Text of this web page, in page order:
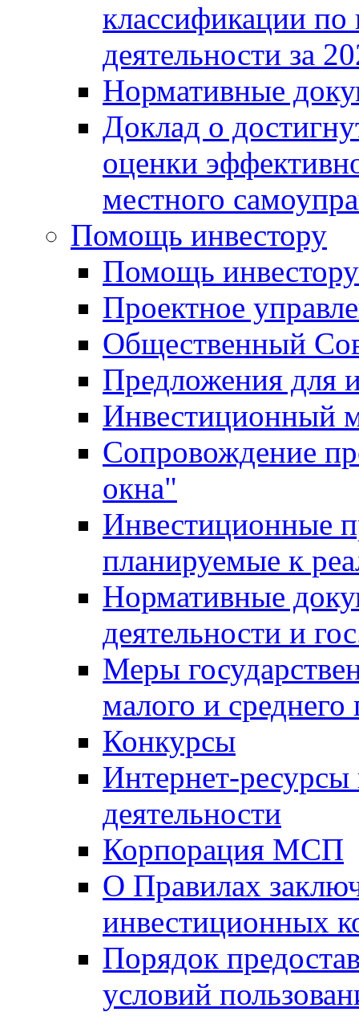
классификации
деятельности за
Нормативные
Доклад о
оценки
местного
Помощь инвестору
Помощь инвестору
Проектное
Общественный
Предложения для
Инвестиционный
Сопровождение
окна"
Инвестиционные
планируемые к
Нормативные
деятельности и
Меры
малого и среднего
Конкурсы
Интернет-
деятельности
Корпорация МСП
О Правилах
инвестиционных
Порядок
условий